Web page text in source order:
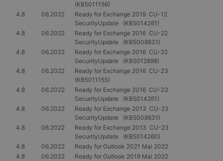
(KB5011156)
4.8
06.2022
Ready for Exchange 2019 CU-12
SecurityUpdate (KB5014261)
4.8
06.2022
Ready for Exchange 2016 CU-22
SecurityUpdate (KB5008631)
4.8
06.2022
Ready for Exchange 2016 CU-22
SecurityUpdate (KB5012698)
4.8
06.2022
Ready for Exchange 2016 CU-23
(KB5011155)
4.8
06.2022
Ready for Exchange 2016 CU-23
SecurityUpdate (KB5014261)
4.8
06.2022
Ready for Exchange 2013 CU-23
SecurityUpdate (KB5008631)
4.8
06.2022
Ready for Exchange 2013 CU-23
SecurityUpdate (KB5014260)
4.8
06.2022
Ready for Outlook 2021 Mai 2022
4.8
06.2022
Ready for Outlook 2019 Mai 2022